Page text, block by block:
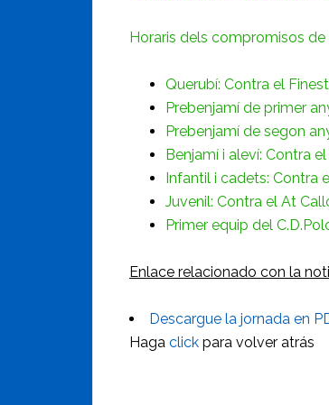
Horaris dels compromisos
Querubí: Contra el
Prebenjamí de primer
Prebenjamí de segon
Benjamí i aleví: Contra
Infantil i cadets: Contra
Juvenil: Contra el At
Primer equip del
Enlace relacionado con la
Descargue la jornada en
Haga click para volver atrás